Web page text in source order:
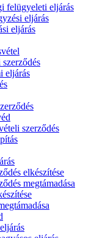
felügyeleti eljárás
eljárás
eljárás
eljárás
szerződés
elkészítése
megtámadása